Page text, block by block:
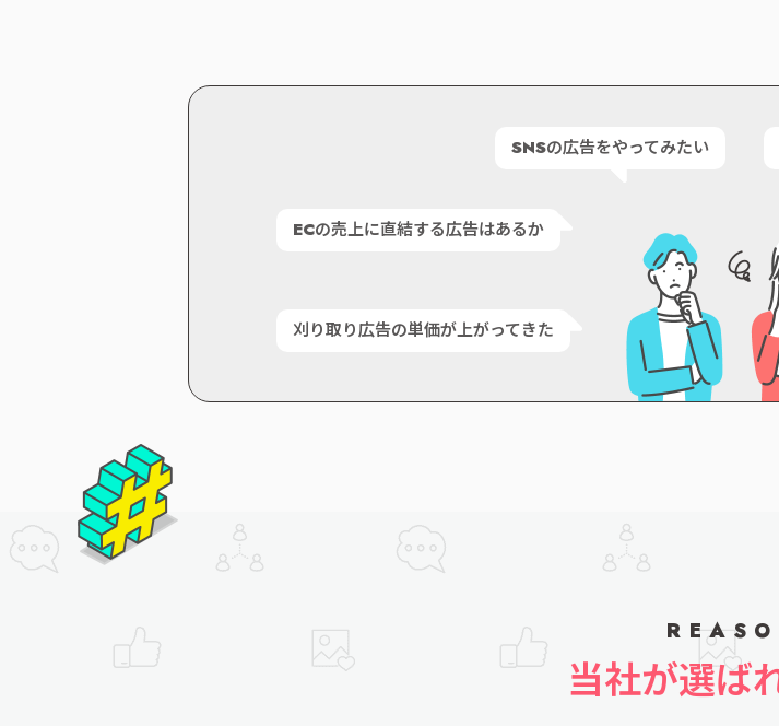
SNSの広告をやってみたい
ECの売上に直結する広告はあるか
刈り取り広告の単価が上がってきた
当社が選ば